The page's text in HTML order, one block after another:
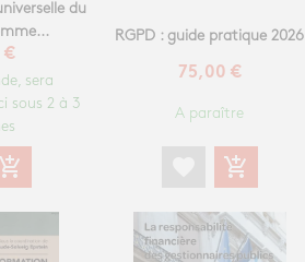
du
€
sera
sous 2 à 3
add_shopping_cart
RGPD : guide pratique 2026
75,00 €
A paraître
add_shopping_cart